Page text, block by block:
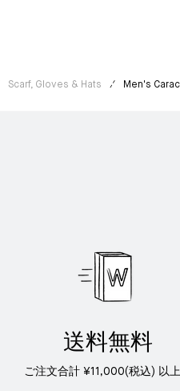
Scarf, Gloves & Hats Men's
送料無料
ご注文合計 ¥11,000(税込) 以